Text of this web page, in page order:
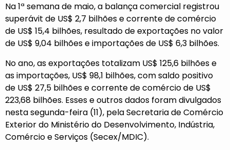
Na 1ª semana de maio, a balança comercial registrou
superávit de US$ 2,7 bilhões e corrente de comércio
de US$ 15,4 bilhões, resultado de exportações no valor
de US$ 9,04 bilhões e importações de US$ 6,3 bilhões.
No ano, as exportações totalizam US$ 125,6 bilhões e
as importações, US$ 98,1 bilhões, com saldo positivo
de US$ 27,5 bilhões e corrente de comércio de US$
223,68 bilhões. Esses e outros dados foram divulgados
nesta segunda-feira (11), pela Secretaria de Comércio
Exterior do Ministério do Desenvolvimento, Indústria,
Comércio e Serviços (Secex/MDIC).